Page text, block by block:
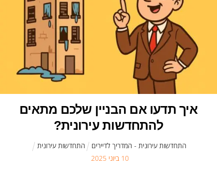
איך תדעו אם הבניין שלכם מתאים
להתחדשות עירונית?
התחדשות עירונית - המדריך לדיירים
התחדשות עירונית
10 ביוני 2025